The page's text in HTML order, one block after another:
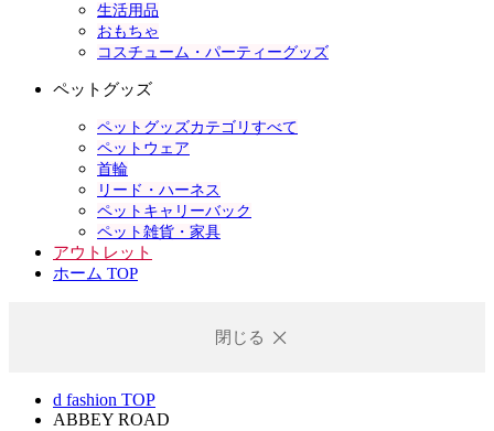
生活用品
おもちゃ
コスチューム・パーティーグッズ
ペットグッズ
ペットグッズカテゴリすべて
ペットウェア
首輪
リード・ハーネス
ペットキャリーバック
ペット雑貨・家具
アウトレット
ホーム TOP
閉じる
d fashion TOP
ABBEY ROAD